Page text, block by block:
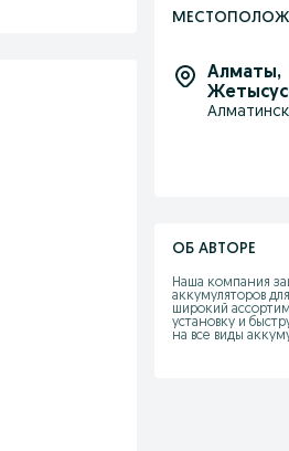
Алматы,
ОБ АВТОРЕ
Наша компания
аккумуляторов
широкий
установку и
на все виды